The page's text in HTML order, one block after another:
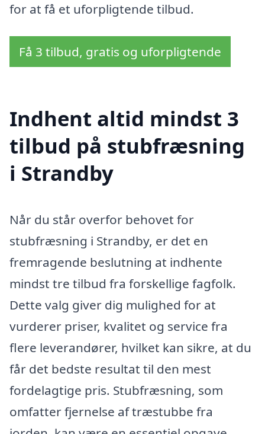
for at få et uforpligtende tilbud.
Få 3 tilbud, gratis og uforpligtende
Indhent altid mindst 3
tilbud på stubfræsning
i Strandby
Når du står overfor behovet for
stubfræsning i Strandby, er det en
fremragende beslutning at indhente
mindst tre tilbud fra forskellige fagfolk.
Dette valg giver dig mulighed for at
vurderer priser, kvalitet og service fra
flere leverandører, hvilket kan sikre, at du
får det bedste resultat til den mest
fordelagtige pris. Stubfræsning, som
omfatter fjernelse af træstubbe fra